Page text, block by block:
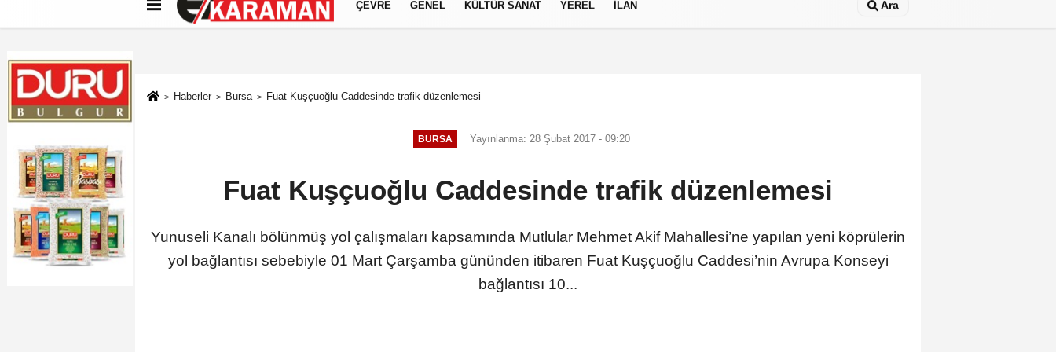
Künye İletişim Çerez Politikası Gizlilik İlkeleri
ÇEVRE GENEL KÜLTÜR SANAT YEREL İLAN Ara
Haberler Bursa Fuat Kuşçuoğlu Caddesinde trafik düzenlemesi
BURSA Yayınlanma: 28 Şubat 2017 - 09:20
Fuat Kuşçuoğlu Caddesinde trafik düzenlemesi
Yunuseli Kanalı bölünmüş yol çalışmaları kapsamında Mutlular Mehmet Akif Mahallesi’ne yapılan yeni köprülerin
yol bağlantısı sebebiyle 01 Mart Çarşamba gününden itibaren Fuat Kuşçuoğlu Caddesi’nin Avrupa Konseyi
bağlantısı 10...